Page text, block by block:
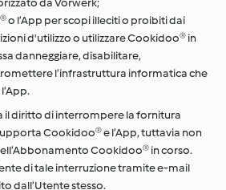
da Vorwerk;
o l’App per scopi illeciti o proibiti dai
d'utilizzo o utilizzare Cookidoo® in
danneggiare, disabilitare,
l’infrastruttura informatica che
il diritto di interrompere la fornitura
Cookidoo® e l’App, tuttavia non
Cookidoo® in corso.
di tale interruzione tramite e-mail
dall’Utente stesso.